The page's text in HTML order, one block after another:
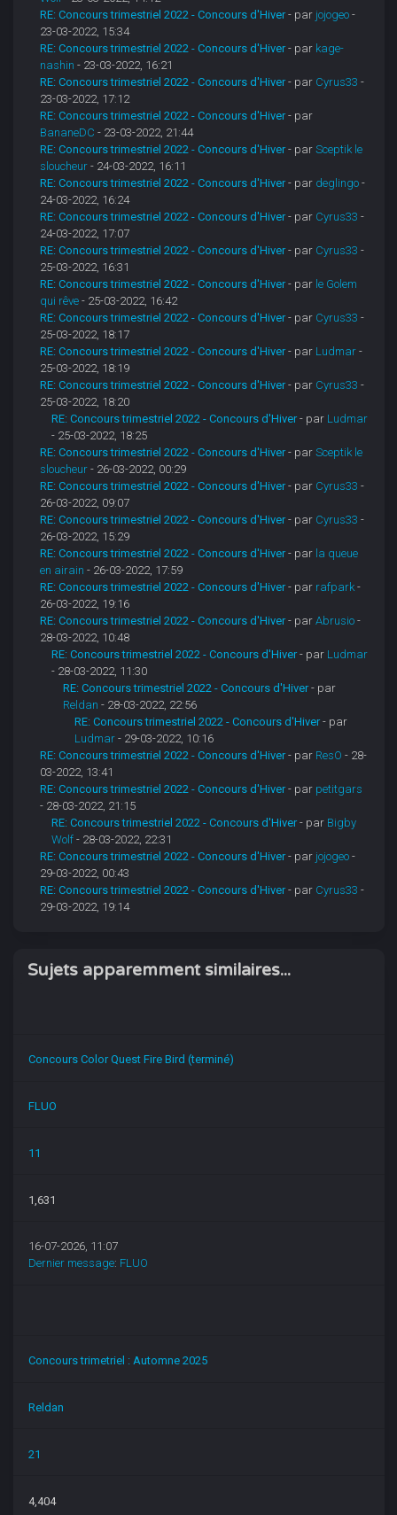
RE: Concours trimestriel 2022 - Concours d'Hiver - par jojogeo -
23-03-2022, 15:34
RE: Concours trimestriel 2022 - Concours d'Hiver - par kage-
nashin - 23-03-2022, 16:21
RE: Concours trimestriel 2022 - Concours d'Hiver - par Cyrus33 -
23-03-2022, 17:12
RE: Concours trimestriel 2022 - Concours d'Hiver - par
BananeDC - 23-03-2022, 21:44
RE: Concours trimestriel 2022 - Concours d'Hiver - parSceptik le
sloucheur - 24-03-2022, 16:11
RE: Concours trimestriel 2022 - Concours d'Hiver - par deglingo -
24-03-2022, 16:24
RE: Concours trimestriel 2022 - Concours d'Hiver - par Cyrus33 -
24-03-2022, 17:07
RE: Concours trimestriel 2022 - Concours d'Hiver - par Cyrus33 -
25-03-2022, 16:31
RE: Concours trimestriel 2022 - Concours d'Hiver - par le Golem
qui rêve - 25-03-2022, 16:42
RE: Concours trimestriel 2022 - Concours d'Hiver - par Cyrus33 -
25-03-2022, 18:17
RE: Concours trimestriel 2022 - Concours d'Hiver - par Ludmar -
25-03-2022, 18:19
RE: Concours trimestriel 2022 - Concours d'Hiver - par Cyrus33 -
25-03-2022, 18:20
RE: Concours trimestriel 2022 - Concours d'Hiver - par Ludmar
- 25-03-2022, 18:25
RE: Concours trimestriel 2022 - Concours d'Hiver - parSceptik le
sloucheur - 26-03-2022, 00:29
RE: Concours trimestriel 2022 - Concours d'Hiver - par Cyrus33 -
26-03-2022, 09:07
RE: Concours trimestriel 2022 - Concours d'Hiver - par Cyrus33 -
26-03-2022, 15:29
RE: Concours trimestriel 2022 - Concours d'Hiver - par la queue
en airain - 26-03-2022, 17:59
RE: Concours trimestriel 2022 - Concours d'Hiver - par rafpark -
26-03-2022, 19:16
RE: Concours trimestriel 2022 - Concours d'Hiver - parAbrusio -
28-03-2022, 10:48
RE: Concours trimestriel 2022 - Concours d'Hiver - par Ludmar
- 28-03-2022, 11:30
RE: Concours trimestriel 2022 - Concours d'Hiver - par
Reldan - 28-03-2022, 22:56
RE: Concours trimestriel 2022 - Concours d'Hiver - par
Ludmar - 29-03-2022, 10:16
RE: Concours trimestriel 2022 - Concours d'Hiver - par ResO - 28-
03-2022, 13:41
RE: Concours trimestriel 2022 - Concours d'Hiver - par petitgars
- 28-03-2022, 21:15
RE: Concours trimestriel 2022 - Concours d'Hiver - par Bigby
Wolf - 28-03-2022, 22:31
RE: Concours trimestriel 2022 - Concours d'Hiver - par jojogeo -
29-03-2022, 00:43
RE: Concours trimestriel 2022 - Concours d'Hiver - par Cyrus33 -
29-03-2022, 19:14
Sujets apparemment similaires...
Concours Color Quest Fire Bird (terminé)
FLUO
11
1,631
16-07-2026, 11:07
Dernier message: FLUO
Concours trimetriel : Automne 2025
Reldan
21
4,404